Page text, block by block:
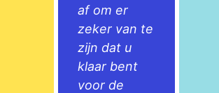
af om er
zeker van te
zijn dat u
klaar bent
voor de